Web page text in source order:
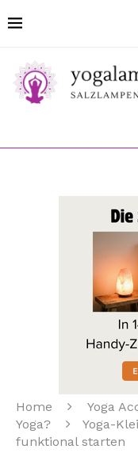
Home
Yoga
Yoga?
Yoga-
funktional starten